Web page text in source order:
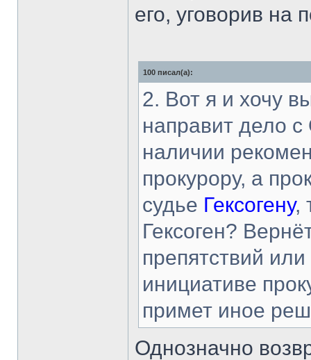
его, уговорив
100 писал(а):
2. Вот я и хочу
направит дело
наличии
прокурору, а
судье Гексогену,
Гексоген?
препятствий
инициативе
примет иное
Однозначно